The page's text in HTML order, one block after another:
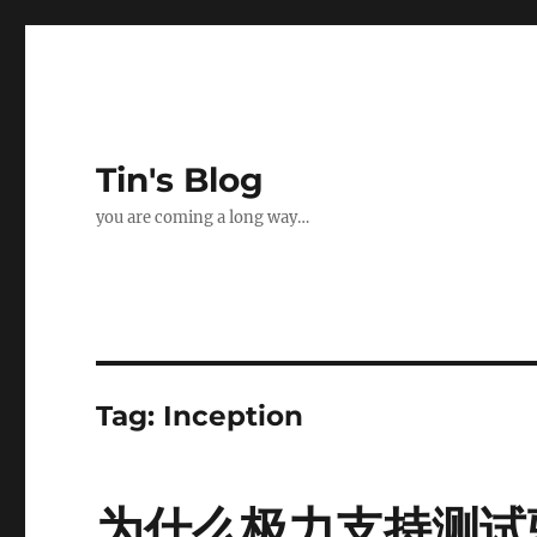
Tin's Blog
you are coming a long way…
Tag: Inception